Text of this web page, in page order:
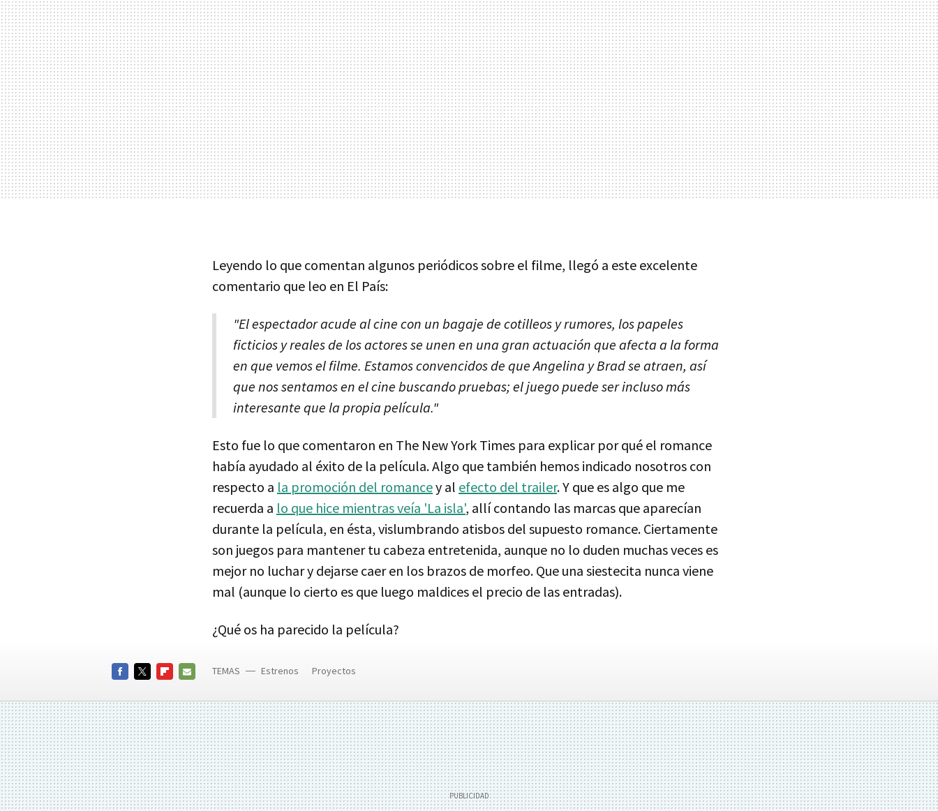
Leyendo lo que comentan algunos periódicos sobre el filme, llegó a este excelente
comentario que leo en El País:
"El espectador acude al cine con un bagaje de cotilleos y rumores, los papeles
ficticios y reales de los actores se unen en una gran actuación que afecta a la forma
en que vemos el filme. Estamos convencidos de que Angelina y Brad se atraen, así
que nos sentamos en el cine buscando pruebas; el juego puede ser incluso más
interesante que la propia película."
Esto fue lo que comentaron en The New York Times para explicar por qué el romance
había ayudado al éxito de la película. Algo que también hemos indicado nosotros con
respecto a la promoción del romancey al efecto del trailer. Y que es algo que me
recuerda a lo que hice mientras veía 'La isla', allí contando las marcas que aparecían
durante la película, en ésta, vislumbrando atisbos del supuesto romance. Ciertamente
son juegos para mantener tu cabeza entretenida, aunque no lo duden muchas veces es
mejor no luchar y dejarse caer en los brazos de morfeo. Que una siestecita nunca viene
mal (aunque lo cierto es que luego maldices el precio de las entradas).
¿Qué os ha parecido la película?
MAIL
TEMAS Estrenos Proyectos